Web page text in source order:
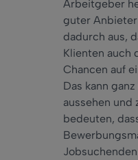
Arbeitgeber
guter
dadurch aus,
Klienten auch
Chancen auf
Das kann
aussehen und
bedeuten,